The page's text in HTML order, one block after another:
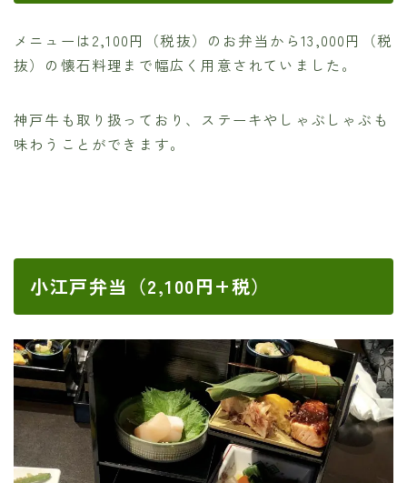
メニューは2,100円（税抜）のお弁当から13,000円（税
抜）の懐石料理まで幅広く用意されていました。
神戸牛も取り扱っており、ステーキやしゃぶしゃぶも
味わうことができます。
小江戸弁当（2,100円+税）